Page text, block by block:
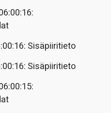
Sisäpiiritieto
Sisäpiiritieto